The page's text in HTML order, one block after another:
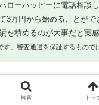
ローハッピーに電話相談
3万円から始めることがで
を積めるのが大事だと実感
。審査通過を保証するもので
ト｜小清水町から
多拠点登録
検索 トッ